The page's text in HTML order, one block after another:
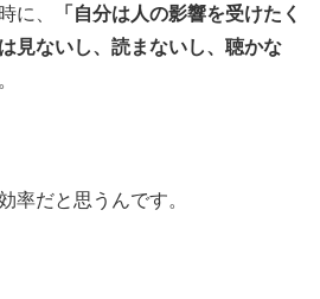
に、
「自分は人の影響を受けたく
見ないし、読まないし、聴かな
率だと思うんです。